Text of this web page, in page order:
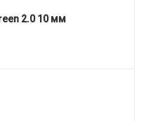
2.0 10 мм